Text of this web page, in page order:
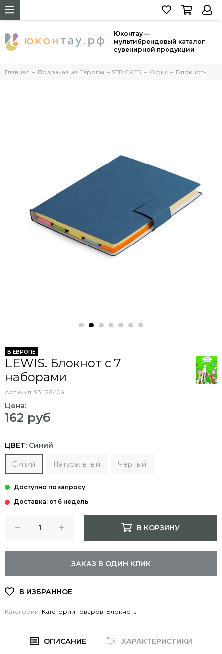
Юконтау —
мультибрендовый каталог
сувенирной продукции
Главная Под заказ из Европы STRICKER Офис Блокноты
В ЕВРОПЕ
LEWIS. Блокнот с 7
наборами
Артикул: 93426-104
Цена:
162 руб
ЦВЕТ: Синий
Синий Натуральный Черный
Доставка: от 6 недель
В КОРЗИНУ
ЗАКАЗ В ОДИН КЛИК
Категории: Категории товаров Блокноты
ОПИСАНИЕ ХАРАКТЕРИСТИКИ